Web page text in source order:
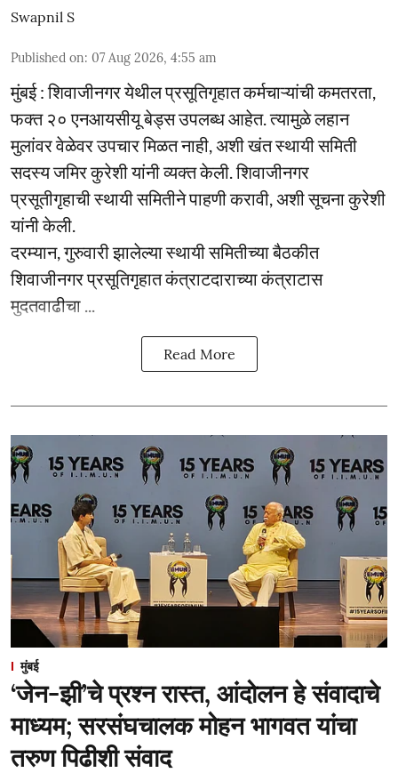
Swapnil S
Published on: 07 Aug 2026, 4:55 am
मुंबई : शिवाजीनगर येथील प्रसूतिगृहात कर्मचाऱ्यांची कमतरता,
फक्त २० एनआयसीयू बेड्स उपलब्ध आहेत. त्यामुळे लहान
मुलांवर वेळेवर उपचार मिळत नाही, अशी खंत स्थायी समिती
सदस्य जमिर कुरेशी यांनी व्यक्त केली. शिवाजीनगर
प्रसूतीगृहाची स्थायी समितीने पाहणी करावी, अशी सूचना कुरेशी
यांनी केली.
दरम्यान, गुरुवारी झालेल्या स्थायी समितीच्या बैठकीत
शिवाजीनगर प्रसूतिगृहात कंत्राटदाराच्या कंत्राटास
मुदतवाढीचा ...
Read More
मुंबई
‘जेन-झी’चे प्रश्न रास्त, आंदोलन हे संवादाचे
माध्यम; सरसंघचालक मोहन भागवत यांचा
तरुण पिढीशी संवाद